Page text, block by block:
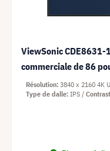
ViewSonic CDE8631-
commerciale de 86
Résolution 3840 x 2160 4K
Type de dalle IPS